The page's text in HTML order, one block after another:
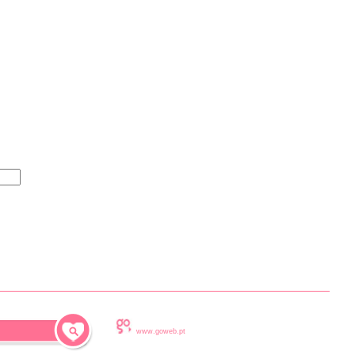
www.goweb.pt